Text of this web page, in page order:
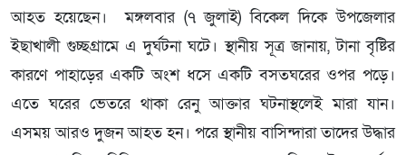
আহত হয়েছেন। মঙ্গলবার (৭ জুলাই) বিকেল দিকে উপজেলার
ইছাখালী গুচ্ছগ্রামে এ দুর্ঘটনা ঘটে। স্থানীয় সূত্র জানায়, টানা বৃষ্টির
কারণে পাহাড়ের একটি অংশ ধসে একটি বসতঘরের ওপর পড়ে।
এতে ঘরের ভেতরে থাকা রেনু আক্তার ঘটনাস্থলেই মারা যান।
এসময় আরও দুজন আহত হন। পরে স্থানীয় বাসিন্দারা তাদের উদ্ধার